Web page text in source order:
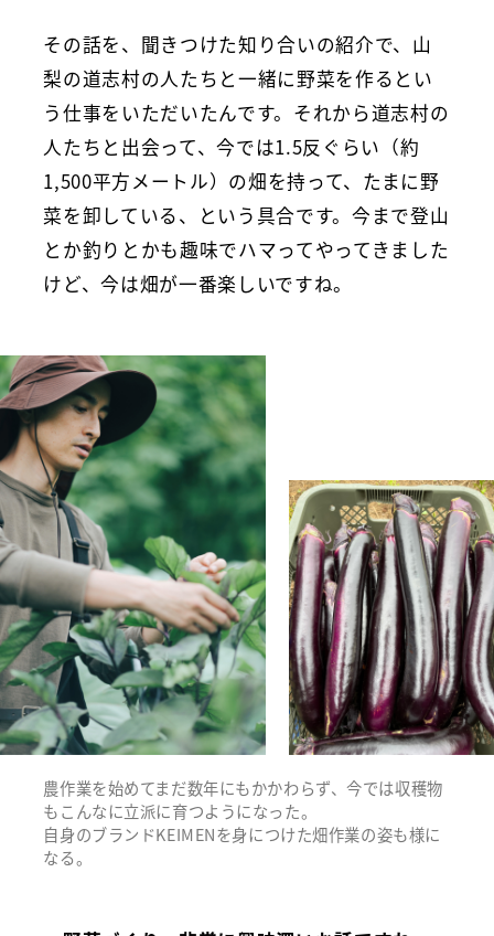
その話を、聞きつけた知り合いの紹介で、山
梨の道志村の人たちと一緒に野菜を作るとい
う仕事をいただいたんです。それから道志村の
人たちと出会って、今では1.5反ぐらい（約
1,500平方メートル）の畑を持って、たまに野
菜を卸している、という具合です。今まで登山
とか釣りとかも趣味でハマってやってきました
けど、今は畑が一番楽しいですね。
農作業を始めてまだ数年にもかかわらず、今では収穫物
もこんなに立派に育つようになった。
自身のブランドKEIMENを身につけた畑作業の姿も様に
なる。